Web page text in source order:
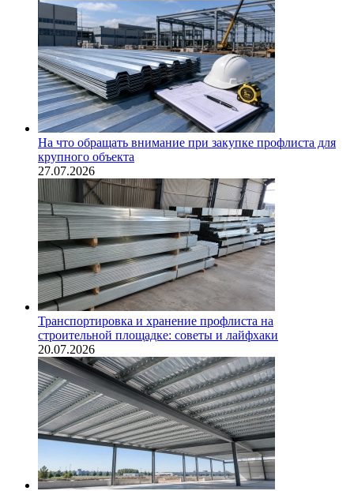
На что обращать внимание при закупке профлиста для
крупного объекта
27.07.2026
Транспортировка и хранение профлиста на
строительной площадке: советы и лайфхаки
20.07.2026